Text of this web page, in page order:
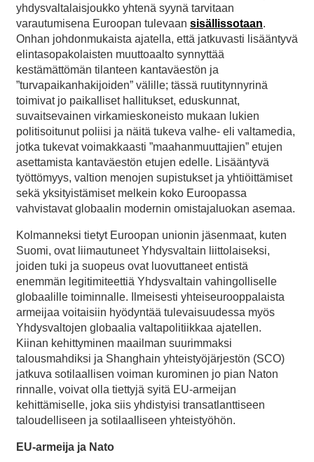
yhdysvaltalaisjoukko yhtenä syynä tarvitaan
varautumisena Euroopan tulevaan sisällissotaan.
Onhan johdonmukaista ajatella, että jatkuvasti lisääntyvä
elintasopakolaisten muuttoaalto synnyttää
kestämättömän tilanteen kantaväestön ja
”turvapaikanhakijoiden” välille; tässä ruutitynnyrinä
toimivat jo paikalliset hallitukset, eduskunnat,
suvaitsevainen virkamieskoneisto mukaan lukien
politisoitunut poliisi ja näitä tukeva valhe- eli valtamedia,
jotka tukevat voimakkaasti ”maahanmuuttajien” etujen
asettamista kantaväestön etujen edelle. Lisääntyvä
työttömyys, valtion menojen supistukset ja yhtiöittämiset
sekä yksityistämiset melkein koko Euroopassa
vahvistavat globaalin modernin omistajaluokan asemaa.
Kolmanneksi tietyt Euroopan unionin jäsenmaat, kuten
Suomi, ovat liimautuneet Yhdysvaltain liittolaiseksi,
joiden tuki ja suopeus ovat luovuttaneet entistä
enemmän legitimiteettiä Yhdysvaltain vahingolliselle
globaalille toiminnalle. Ilmeisesti yhteiseurooppalaista
armeijaa voitaisiin hyödyntää tulevaisuudessa myös
Yhdysvaltojen globaalia valtapolitiikkaa ajatellen.
Kiinan kehittyminen maailman suurimmaksi
talousmahdiksi ja Shanghain yhteistyöjärjestön (SCO)
jatkuva sotilaallisen voiman kurominen jo pian Naton
rinnalle, voivat olla tiettyjä syitä EU-armeijan
kehittämiselle, joka siis yhdistyisi transatlanttiseen
taloudelliseen ja sotilaalliseen yhteistyöhön.
EU-armeija ja Nato